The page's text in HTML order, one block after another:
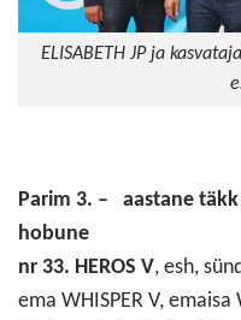
ELISABETH JP ja
Parim 3. – aastane
hobune
nr 33. HEROS V, esh,
ema WHISPER V,